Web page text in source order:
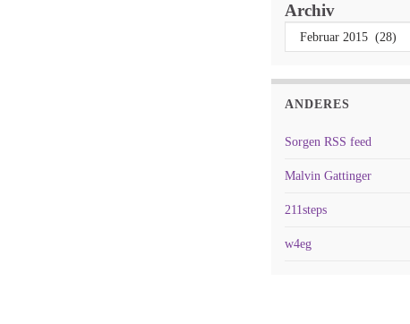
Archiv
ANDERES
Sorgen RSS feed
Malvin Gattinger
211steps
w4eg